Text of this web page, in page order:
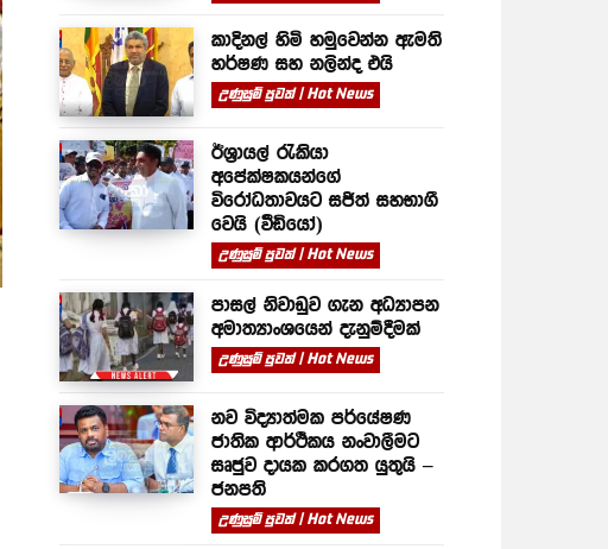
කාදිනල් හිමි හමුවෙන්න ඇමති
හර්ෂණ සහ නලින්ද එයි
උණුසුම් පුවත් | Hot News
ඊශ්‍රායල් රැකියා
අපේක්ෂකයන්ගේ
විරෝධතාවයට සජිත් සහභාගී
වෙයි (වීඩියෝ)
උණුසුම් පුවත් | Hot News
පාසල් නිවාඩුව ගැන අධ්‍යාපන
අමාත්‍යාංශයෙන් දැනුම්දීමක්
උණුසුම් පුවත් | Hot News
නව විද්‍යාත්මක පර්යේෂණ
ජාතික ආර්ථිකය නංවාලීමට
සෘජුව දායක කරගත යුතුයි –
ජනපති
උණුසුම් පුවත් | Hot News